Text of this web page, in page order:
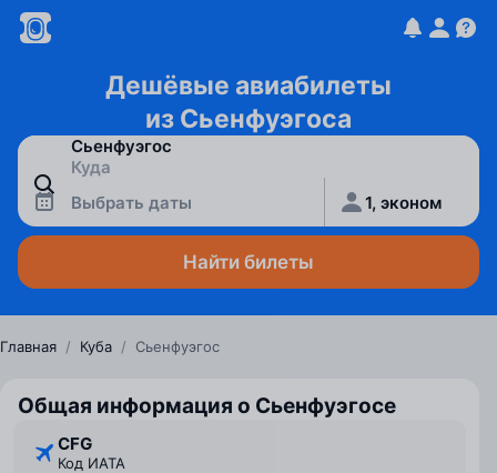
Дешёвые авиабилеты
из Сьенфуэгоса
Выбрать даты 1, эконом
Найти билеты
Главная / Куба / Сьенфуэгос
Общая информация о Сьенфуэгосе
CFG
Код ИАТА